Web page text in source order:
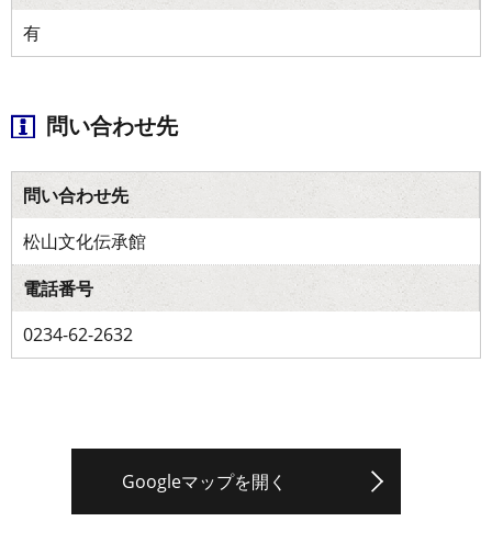
有
問い合わせ先
問い合わせ先
松山文化伝承館
電話番号
0234-62-2632
Googleマップを開く